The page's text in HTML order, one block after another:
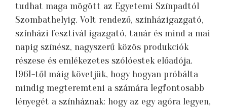
tudhat maga mögött az Egyetemi Színpadtól
Szombathelyig. Volt rendező, színházigazgató,
színházi fesztivál igazgató, tanár és mind a mai
napig színész, nagyszerű közös produkciók
részese és emlékezetes szólóestek előadója.
1961-től máig követjük, hogy hogyan próbálta
mindig megteremteni a számára legfontosabb
lényegét a színháznak: hogy az egy agóra legyen,